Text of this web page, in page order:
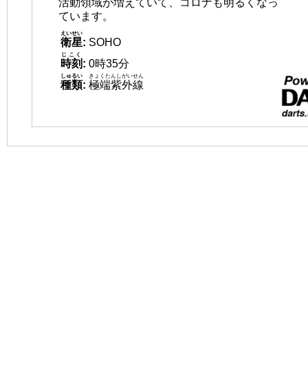
活動領域が増えていて、コロナも明るくなっ
ています。
衛星
えいせい
: SOHO
時刻
じこく
: 0時35分
種類
しゅるい
: 極端紫外線
きょくたんしがいせん